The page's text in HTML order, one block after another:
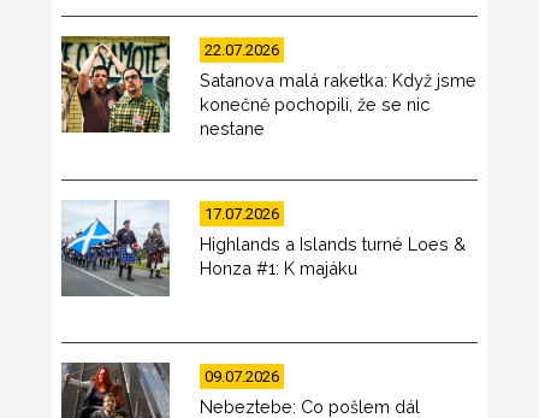
22.07.2026
Satanova malá raketka: Když jsme
konečně pochopili, že se nic
nestane
17.07.2026
Highlands a Islands turné Loes &
Honza #1: K majáku
09.07.2026
Nebeztebe: Co pošlem dál